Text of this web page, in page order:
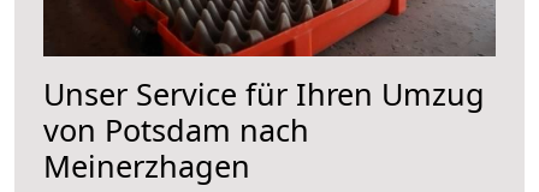
Unser Service für Ihren Umzug
von Potsdam nach
Meinerzhagen